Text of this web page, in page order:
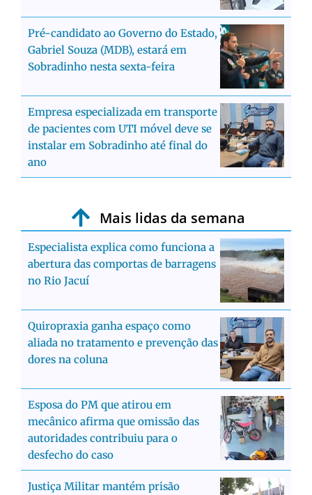
Pré-candidato ao Governo do Estado,
Gabriel Souza (MDB), estará em
Sobradinho nesta sexta-feira
Empresa especializada em transporte
de pacientes com UTI móvel deve se
instalar em Sobradinho até final do
ano
Mais lidas da semana
Especialista explica como funciona a
abertura das comportas de barragens
no Rio Jacuí
Quiropraxia ganha espaço como
aliada no tratamento e prevenção das
dores na coluna
Esposa do PM que atirou em
mecânico afirma que omissão das
autoridades contribuiu para o
desfecho do caso
Justiça Militar mantém prisão